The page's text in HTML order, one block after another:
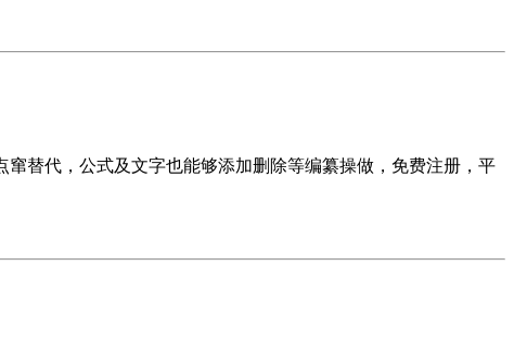
替代，公式及文字也能够添加删除等编纂操做，免费注册，平